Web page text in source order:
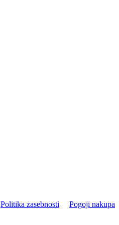
Politika zasebnosti Pogoji nakupa